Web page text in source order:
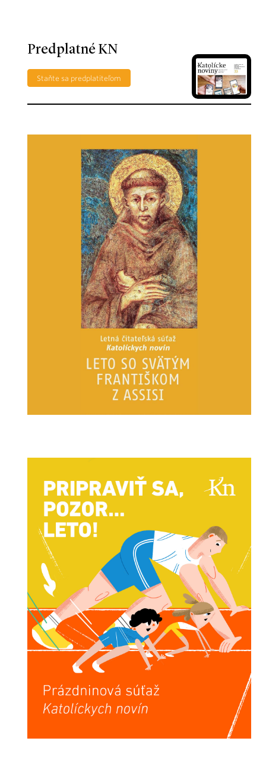
Predplatné KN
Staňte sa predplatiteľom